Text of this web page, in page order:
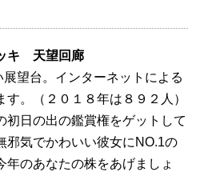
キ 天望回廊
望台。インターネットによる
。（２０１８年は８９２人）
初日の出の鑑賞権をゲットして
邪気でかわいい彼女にNO.1の
のあなたの株をあげましょ